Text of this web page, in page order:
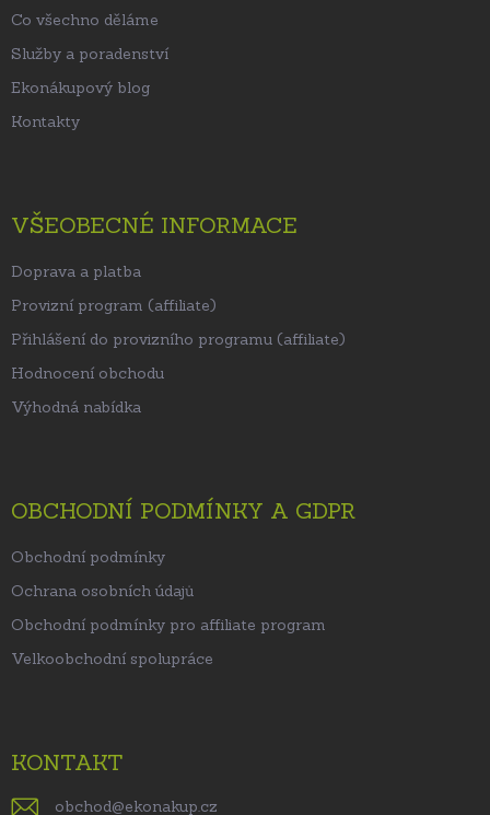
Co všechno děláme
Služby a poradenství
Ekonákupový blog
Kontakty
VŠEOBECNÉ INFORMACE
Doprava a platba
Provizní program (affiliate)
Přihlášení do provizního programu (affiliate)
Hodnocení obchodu
Výhodná nabídka
OBCHODNÍ PODMÍNKY A GDPR
Obchodní podmínky
Ochrana osobních údajů
Obchodní podmínky pro affiliate program
Velkoobchodní spolupráce
KONTAKT
obchod@ekonakup.cz